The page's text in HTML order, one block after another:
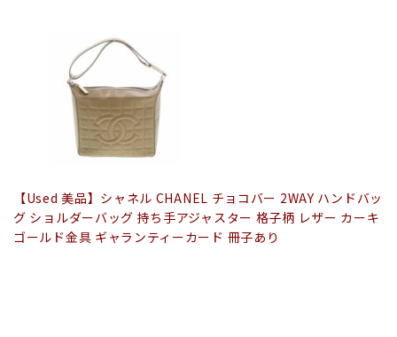
【Used 美品】シャネル CHANEL チョコバー 2WAY ハンドバッ
グ ショルダーバッグ 持ち手アジャスター 格子柄 レザー カーキ
ゴールド金具 ギャランティーカード 冊子あり